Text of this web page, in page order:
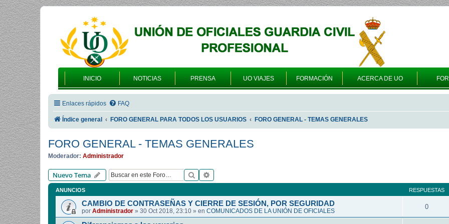
INICIO NOTICIAS PRENSA UO VIAJES FORMACIÓN ACERCA DE UO
Enlaces rápidos FAQ
Índice general FORO GENERAL PARA TODOS LOS USUARIOS FORO GENERAL - TEMAS GENERALES
FORO GENERAL - TEMAS GENERALES
Moderador: Administrador
Nuevo Tema Buscar
ANUNCIOS RESPUESTAS
CAMBIO DE CONTRASEÑAS Y CIERRE DE SESIÓN, POR SEGURIDAD
por Administrador » 30 Oct 2018, 23:10 » en COMUNICADOS DE LA UNIÓN DE OFICIALES
0